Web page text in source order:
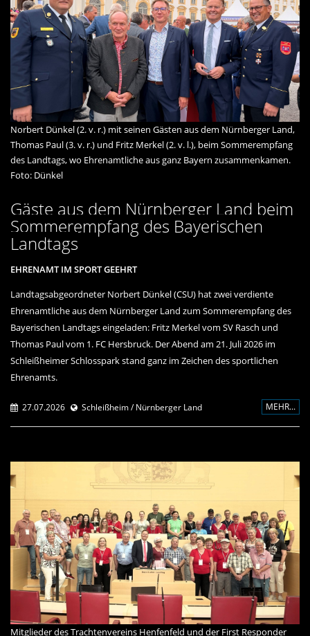
Norbert Dünkel (2. v. r.) mit seinen Gästen aus dem Nürnberger Land,
Thomas Paul (3. v. r.) und Fritz Merkel (2. v. l.), beim Sommerempfang
des Landtags, wo Ehrenamtliche aus ganz Bayern zusammenkamen.
Foto: Dünkel
Gäste aus dem Nürnberger Land beim
Sommerempfang des Bayerischen
Landtags
EHRENAMT IM SPORT GEEHRT
Landtagsabgeordneter Norbert Dünkel (CSU) hat zwei verdiente
Ehrenamtliche aus dem Nürnberger Land zum Sommerempfang des
Bayerischen Landtags eingeladen: Fritz Merkel vom SV Rasch und
Thomas Paul vom 1. FC Hersbruck. Der Abend am 21. Juli 2026 im
Schleißheimer Schlosspark stand ganz im Zeichen des sportlichen
Ehrenamts.
27.07.2026 Schleißheim / Nürnberger Land MEHR...
Mitglieder des Trachtenvereins Henfenfeld und der First Responder